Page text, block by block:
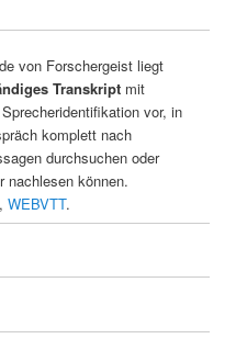
von Forschergeist liegt
Transkriptmit
vor, in
komplett nach
durchsuchen oder
nachlesen können.
WEBVTT.